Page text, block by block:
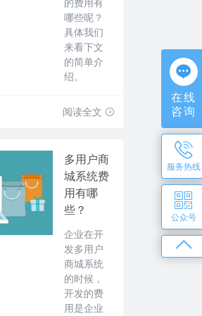
的费用有
哪些呢？
具体我们
来看下文
的简单介
绍。
阅读全文
多用户商
城系统费
用有哪
些？
企业在开
发多用户
商城系统
的时候，
开发的费
用是企业
在线
咨询
服务热线
公众号